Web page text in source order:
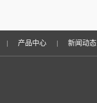
产品中心 新闻动态